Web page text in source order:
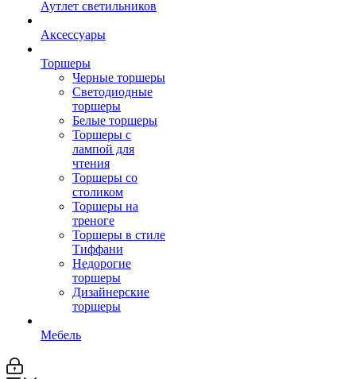
Аутлет светильников
Аксессуары
Торшеры
Черные торшеры
Светодиодные
торшеры
Белые торшеры
Торшеры с
лампой для
чтения
Торшеры со
столиком
Торшеры на
треноге
Торшеры в стиле
Тиффани
Недорогие
торшеры
Дизайнерские
торшеры
Мебель